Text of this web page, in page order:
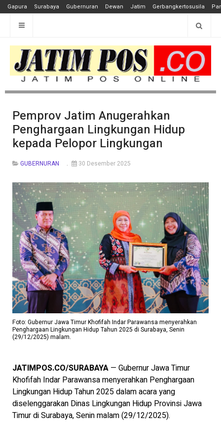
Gapura Surabaya Gubernuran Dewan Jatim Gerbangkertosusila
Pemprov Jatim Anugerahkan
Penghargaan Lingkungan Hidup
kepada Pelopor Lingkungan
GUBERNURAN 30 Desember 2025
Foto: Gubernur Jawa Timur Khofifah Indar Parawansa menyerahkan
Penghargaan Lingkungan Hidup Tahun 2025 di Surabaya, Senin
(29/12/2025) malam.
JATIMPOS.CO/SURABAYA — Gubernur Jawa Timur
Khofifah Indar Parawansamenyerahkan Penghargaan
Lingkungan Hidup Tahun 2025 dalam acara yang
diselenggarakan Dinas Lingkungan Hidup Provinsi Jawa
Timurdi Surabaya, Senin malam (29/12/2025).